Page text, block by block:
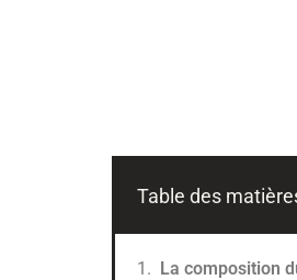
Table des
La composition